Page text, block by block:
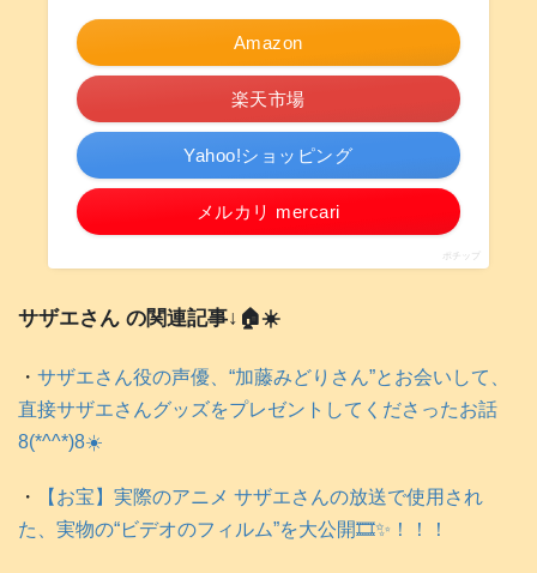
Amazon
楽天市場
Yahoo!ショッピング
メルカリ mercari
ポチップ
サザエさん の関連記事↓🏠️☀️
・ サザエさん役の声優、“加藤みどりさん”とお会いして、
直接サザエさんグッズをプレゼントしてくださったお話
8(*^^*)8☀️
・
【お宝】実際のアニメ サザエさんの放送で使用され
た、実物の“ビデオのフィルム”を大公開🎞️✨！！！